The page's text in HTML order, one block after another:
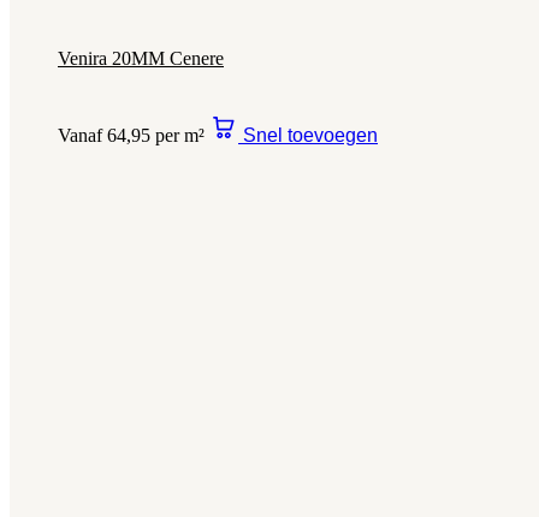
Venira 20MM Cenere
Vanaf 64,95 per m² Snel toevoegen